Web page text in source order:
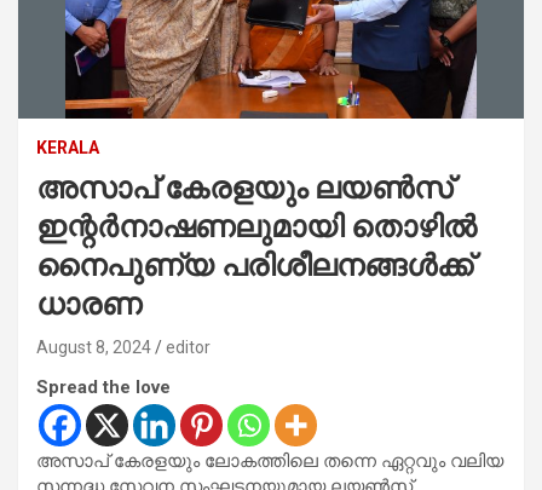
KERALA
അസാപ് കേരളയും ലയൺസ്
ഇന്റർനാഷണലുമായി തൊഴിൽ
നൈപുണ്യ പരിശീലനങ്ങൾക്ക്
ധാരണ
August 8, 2024 editor
Spread the love
അസാപ് കേരളയും ലോകത്തിലെ തന്നെ ഏറ്റവും വലിയ